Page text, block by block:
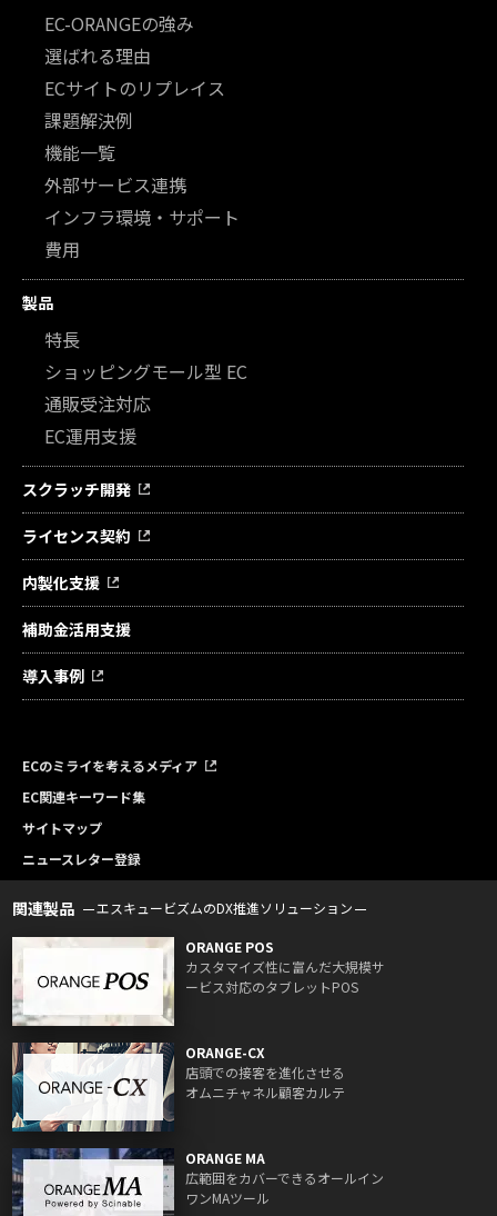
EC-ORANGEの強み
選ばれる理由
ECサイトのリプレイス
課題解決例
機能一覧
外部サービス連携
インフラ環境・サポート
費用
製品
特長
ショッピングモール型 EC
通販受注対応
EC運用支援
スクラッチ開発
ライセンス契約
内製化支援
補助金活用支援
導入事例
ECのミライを考えるメディア
EC関連キーワード集
サイトマップ
ニュースレター登録
関連製品 エスキュービズムのDX推進ソリューション
ORANGE POS
カスタマイズ性に富んだ大規模サ
ービス対応のタブレットPOS
ORANGE-CX
店頭での接客を進化させる
オムニチャネル顧客カルテ
ORANGE MA
広範囲をカバーできるオールイン
ワンMAツール